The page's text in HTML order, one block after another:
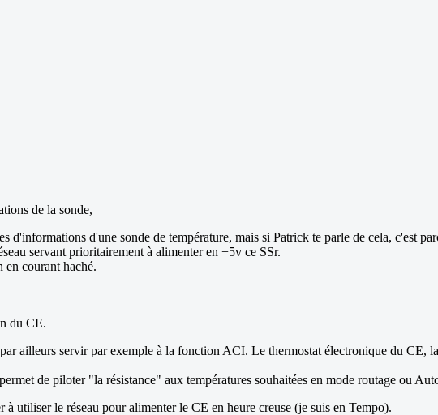
de la sonde,
d'informations d'une sonde de température, mais si Patrick te parle de cela, c'est
servant prioritairement à alimenter en +5v ce SSr.
en courant haché.
du CE.
ailleurs servir par exemple à la fonction ACI. Le thermostat électronique du CE,
de piloter "la résistance" aux températures souhaitées en mode routage ou
utiliser le réseau pour alimenter le CE en heure creuse (je suis en Tempo).